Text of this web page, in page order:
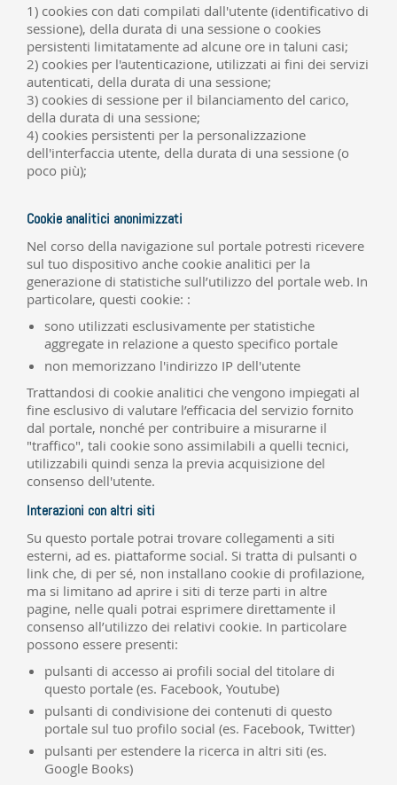
1) cookies con dati compilati dall'utente (identificativo di
sessione), della durata di una sessione o cookies
persistenti limitatamente ad alcune ore in taluni casi;
2) cookies per l'autenticazione, utilizzati ai fini dei servizi
autenticati, della durata di una sessione;
3) cookies di sessione per il bilanciamento del carico,
della durata di una sessione;
4) cookies persistenti per la personalizzazione
dell'interfaccia utente, della durata di una sessione (o
poco più);
Cookie analitici anonimizzati
Nel corso della navigazione sul portale potresti ricevere
sul tuo dispositivo anche cookie analitici per la
generazione di statistiche sull’utilizzo del portale web. In
particolare, questi cookie: :
sono utilizzati esclusivamente per statistiche
aggregate in relazione a questo specifico portale
non memorizzano l'indirizzo IP dell'utente
Trattandosi di cookie analitici che vengono impiegati al
fine esclusivo di valutare l’efficacia del servizio fornito
dal portale, nonché per contribuire a misurarne il
"traffico", tali cookie sono assimilabili a quelli tecnici,
utilizzabili quindi senza la previa acquisizione del
consenso dell'utente.
Interazioni con altri siti
Su questo portale potrai trovare collegamenti a siti
esterni, ad es. piattaforme social. Si tratta di pulsanti o
link che, di per sé, non installano cookie di profilazione,
ma si limitano ad aprire i siti di terze parti in altre
pagine, nelle quali potrai esprimere direttamente il
consenso all’utilizzo dei relativi cookie. In particolare
possono essere presenti:
pulsanti di accesso ai profili social del titolare di
questo portale (es. Facebook, Youtube)
pulsanti di condivisione dei contenuti di questo
portale sul tuo profilo social (es. Facebook, Twitter)
pulsanti per estendere la ricerca in altri siti (es.
Google Books)